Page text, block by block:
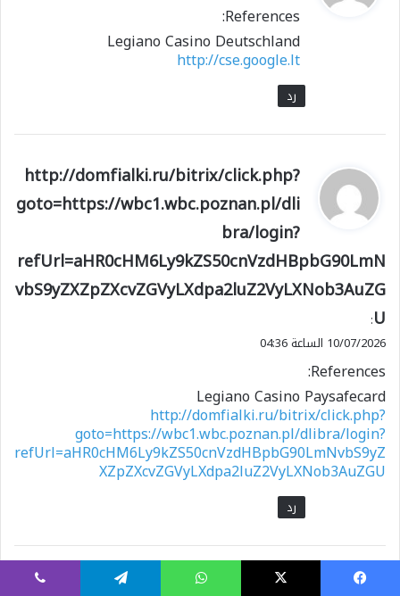
ل
References:
Legiano Casino Deutschland
http://cse.google.lt
رد
ي
ق
و
ل
http://domfialki.ru/bitrix/click.php?
goto=https://wbc1.wbc.poznan.pl/dli
bra/login?
refUrl=aHR0cHM6Ly9kZS50cnVzdHBpbG90LmN
vbS9yZXZpZXcvZGVyLXdpa2luZ2VyLXNob3AuZG
U
:
10/07/2026 الساعة 04:36
References:
Legiano Casino Paysafecard
http://domfialki.ru/bitrix/click.php?
goto=https://wbc1.wbc.poznan.pl/dlibra/login?
refUrl=aHR0cHM6Ly9kZS50cnVzdHBpbG90LmNvbS9yZ
XZpZXcvZGVyLXdpa2luZ2VyLXNob3AuZGU
رد
www.google.com.nf